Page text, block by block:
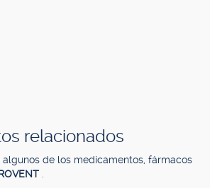
relacionados
de los medicamentos, fármacos